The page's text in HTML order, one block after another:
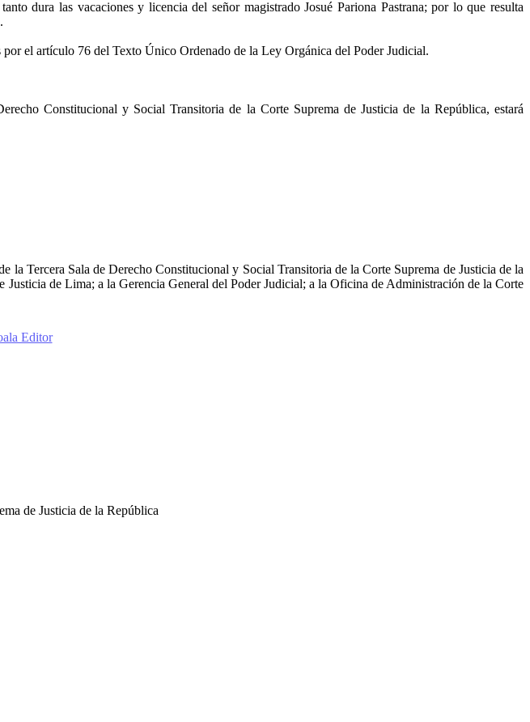
dura las vacaciones y licencia del señor magistrado Josué Pariona Pastrana; por lo que resulta
el artículo 76 del Texto Único Ordenado de la Ley Orgánica del Poder Judicial.
Constitucional y Social Transitoria de la Corte Suprema de Justicia de la República, estará
Tercera Sala de Derecho Constitucional y Social Transitoria de la Corte Suprema de Justicia de la
de Lima; a la Gerencia General del Poder Judicial; a la Oficina de Administración de la Corte
Editor
de Justicia de la República